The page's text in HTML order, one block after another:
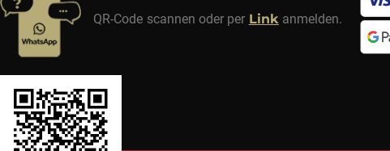
QR-Code scannen oder per Linkanmelden.